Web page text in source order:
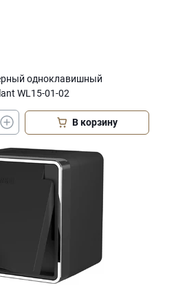
одноклавишный
WL15-01-02
В корзину